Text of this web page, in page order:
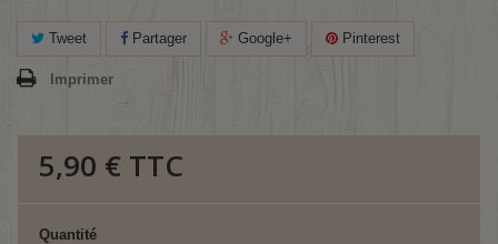
Tweet Partager Google+ Pinterest
Imprimer
5,90 € TTC
Quantité